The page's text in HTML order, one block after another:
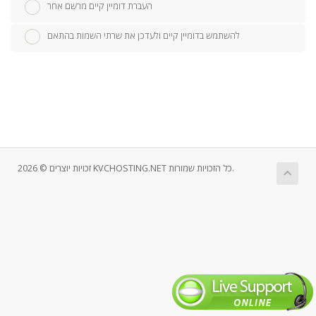
העברת דומיין קיים מרשם אחר
להשתמש בדומיין קיים ולעדכן את שרתי השמות בהתאם
זכויות יוצרים © 2026 KVCHOSTING.NET כל הזכויות שמורות.